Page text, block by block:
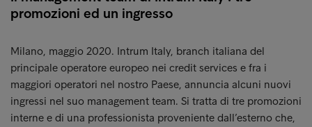
promozioni ed un ingresso
Milano, maggio 2020. Intrum Italy, branch italiana del
principale operatore europeo nei credit services e fra i
maggiori operatori nel nostro Paese, annuncia alcuni nuovi
ingressi nel suo management team. Si tratta di tre promozioni
interne e di una professionista proveniente dall’esterno che,